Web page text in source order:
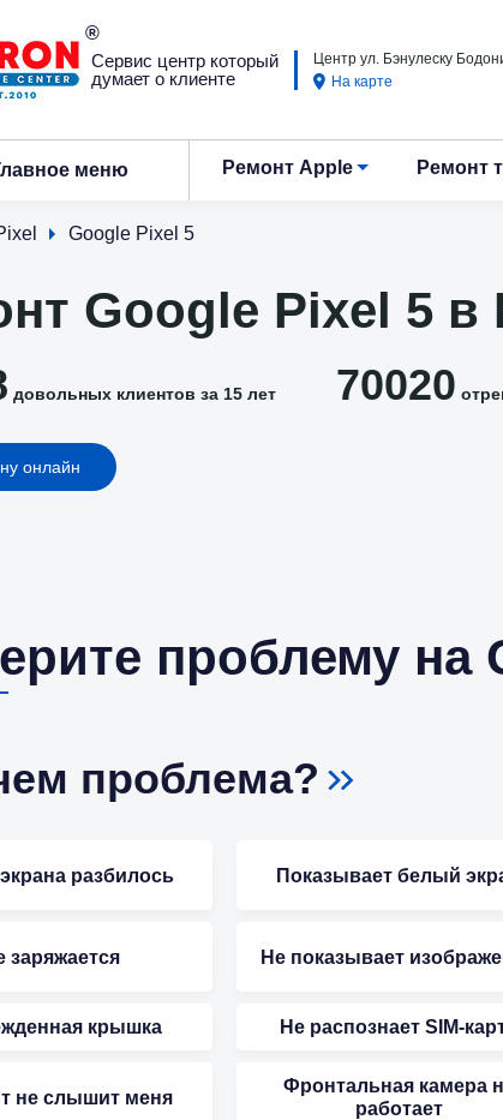
Сервис центр который
думает о клиенте
Центр ул. Бэнулеску
На карте
меню Ремонт Apple Ремонт
Google Pixel 5
Google Pixel 5 в
довольных клиентов за 15 лет 70020
онлайн
проблему на
проблема?
разбилось Показывает белый
заряжается Не показывает
крышка Не распознает SIM-
не слышит меня
Фронтальная камера
работает